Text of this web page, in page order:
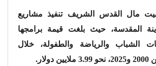
مال القدس الشريف تنفيذ مشاريع
المقدسة، حيث بلغت قيمة برامجها
الشباب والرياضة والطفولة، خلال